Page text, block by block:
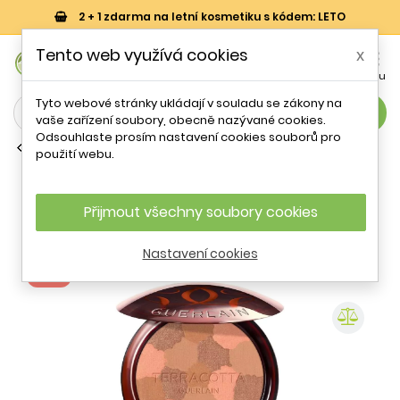
2 + 1 zdarma na letní kosmetiku s kódem: LETO

Menu
search
Rozjasňovače tváře
Terracotta (Light The Sun Kissed
Healthy Glow Powder) Guerlain /
Odstín: 03 Medium Warm - 10 g
Tento web využívá cookies x
Tyto webové stránky ukládají v souladu se zákony na
vaše zařízení soubory, obecně nazývané cookies.
Odsouhlaste prosím nastavení cookies souborů pro
použití webu.
Přijmout všechny soubory cookies
Nastavení cookies